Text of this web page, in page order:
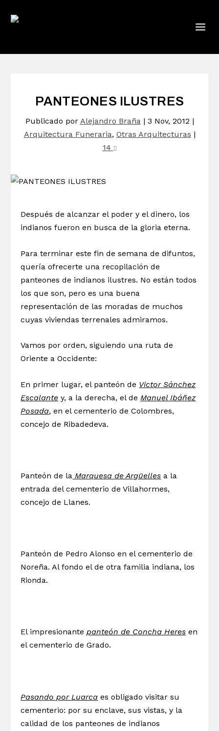
PANTEONES ILUSTRES
Publicado por Alejandro Braña| 3 Nov, 2012 |
Arquitectura Funeraria, Otras Arquitecturas |
14
Después de alcanzar el poder y el dinero, los
indianos fueron en busca de la gloria eterna.
Para terminar este fin de semana de difuntos,
quería ofrecerte una recopilación de
panteones de indianos ilustres. No están todos
los que son, pero es una buena
representación de las moradas de muchos
cuyas viviendas terrenales admiramos.
Vamos por orden, siguiendo una ruta de
Oriente a Occidente:
En primer lugar, el panteón de Victor Sánchez
Escalante y, a la derecha, el de Manuel Ibáñez
Posada, en el cementerio de Colombres,
concejo de Ribadedeva.
Panteón de la Marquesa de Argüelles a la
entrada del cementerio de Villahormes,
concejo de Llanes.
Panteón de Pedro Alonso en el cementerio de
Noreña. Al fondo el de otra familia indiana, los
Rionda.
El impresionantepanteón de Concha Heres en
el cementerio de Grado.
Pasando por Luarca es obligado visitar su
cementerio: por su enclave, sus vistas, y la
calidad de los panteones de indianos